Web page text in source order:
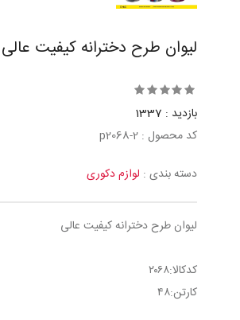
ليوان طرح دخترانه كيفيت عالی
بازدید : 1337
کد محصول : p2068-2
دسته بندی : لوازم دکوری
ليوان طرح دخترانه كيفيت عالی
کدکالا:٢٠٦٨
کارتن:٤٨